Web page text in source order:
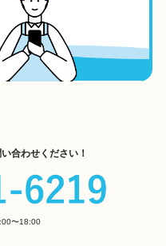
合わせください！
〜18:00